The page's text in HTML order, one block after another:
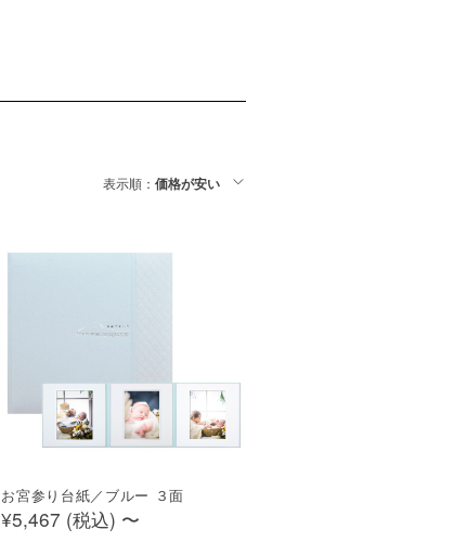
表示順：価格が安い
お宮参り台紙／ブルー ３面
¥5,467 (税込) 〜